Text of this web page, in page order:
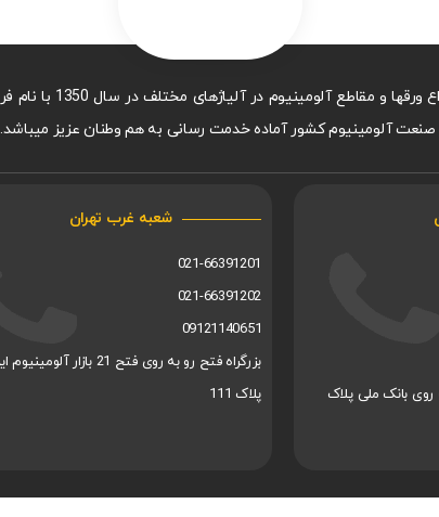
صنعت آلومینیوم کشور آماده خدمت رسانی به هم وطنان عزیز میباشد.
رو به روی بانک ملی پلاک
شعبه غرب تهران
021-66391201
021-66391202
09121140651
پلاک 111